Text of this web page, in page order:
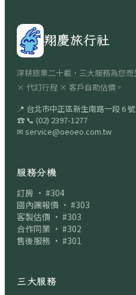
翔慶旅行社
深耕旅業二十載，三大服務為您
× 代訂行程 × 客戶自助估價。
📍 台北市中正區新生南路一段 6
☎ 📞 (02) 2397-1277
✉ service@oeoeo.com.tw
服務分機
訂房 · #304
國內團報價 · #303
客製估價 · #303
合作同業 · #302
售後服務 · #301
三大服務